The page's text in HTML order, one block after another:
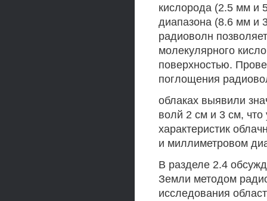
кислорода (2.5 мм и
диапазона (8.6 мм и
радиоволн
молекулярного
поверхностью.
поглощения
облаках выявили
волй 2 см и 3 см, что
характеристик
и миллиметровом
В разделе 2.4
Земли методом
исследования